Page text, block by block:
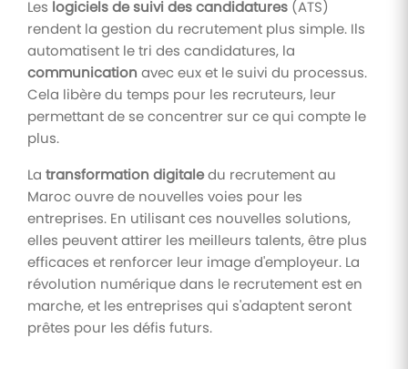
Les logiciels de suivi des candidatures (ATS)
rendent la gestion du recrutement plus simple. Ils
automatisent le tri des candidatures, la
communication avec eux et le suivi du processus.
Cela libère du temps pour les recruteurs, leur
permettant de se concentrer sur ce qui compte le
plus.
La transformation digitaledu recrutement au
Maroc ouvre de nouvelles voies pour les
entreprises. En utilisant ces nouvelles solutions,
elles peuvent attirer les meilleurs talents, être plus
efficaces et renforcer leur image d'employeur. La
révolution numérique dans le recrutement est en
marche, et les entreprises qui s'adaptent seront
prêtes pour les défis futurs.